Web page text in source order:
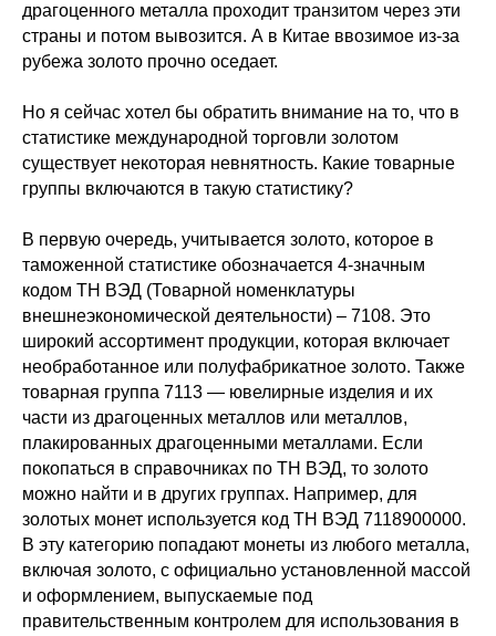
драгоценного металла проходит транзитом через эти
страны и потом вывозится. А в Китае ввозимое из-за
рубежа золото прочно оседает.
Но я сейчас хотел бы обратить внимание на то, что в
статистике международной торговли золотом
существует некоторая невнятность. Какие товарные
группы включаются в такую статистику?
В первую очередь, учитывается золото, которое в
таможенной статистике обозначается 4-значным
кодом ТН ВЭД (Товарной номенклатуры
внешнеэкономической деятельности) – 7108. Это
широкий ассортимент продукции, которая включает
необработанное или полуфабрикатное золото. Также
товарная группа 7113 — ювелирные изделия и их
части из драгоценных металлов или металлов,
плакированных драгоценными металлами. Если
покопаться в справочниках по ТН ВЭД, то золото
можно найти и в других группах. Например, для
золотых монет используется код ТН ВЭД 7118900000.
В эту категорию попадают монеты из любого металла,
включая золото, с официально установленной массой
и оформлением, выпускаемые под
правительственным контролем для использования в